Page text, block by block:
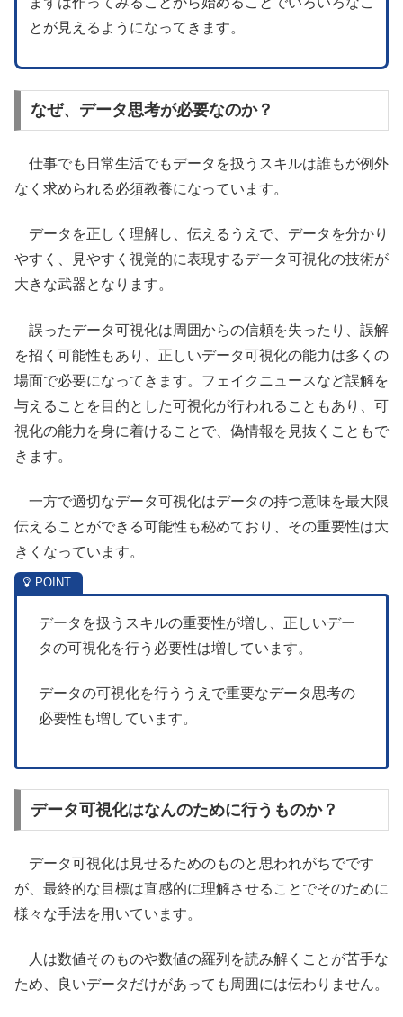
とが見えるようになってきます。
なぜ、データ思考が必要なのか？
仕事でも日常生活でもデータを扱うスキルは誰もが例外
なく求められる必須教養になっています。
データを正しく理解し、伝えるうえで、データを分かり
やすく、見やすく視覚的に表現するデータ可視化の技術が
大きな武器となります。
誤ったデータ可視化は周囲からの信頼を失ったり、誤解
を招く可能性もあり、正しいデータ可視化の能力は多くの
場面で必要になってきます。フェイクニュースなど誤解を
与えることを目的とした可視化が行われることもあり、可
視化の能力を身に着けることで、偽情報を見抜くこともで
きます。
一方で適切なデータ可視化はデータの持つ意味を最大限
伝えることができる可能性も秘めており、その重要性は大
きくなっています。
データを扱うスキルの重要性が増し、正しいデー
タの可視化を行う必要性は増しています。
データの可視化を行ううえで重要なデータ思考の
必要性も増しています。
データ可視化はなんのために行うものか？
データ可視化は見せるためのものと思われがちでです
が、最終的な目標は直感的に理解させることでそのために
様々な手法を用いています。
人は数値そのものや数値の羅列を読み解くことが苦手な
ため、良いデータだけがあっても周囲には伝わりません。